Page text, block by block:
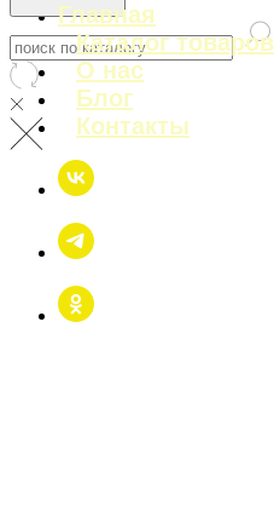
Главная
Каталог товаров
О нас
Блог
Контакты